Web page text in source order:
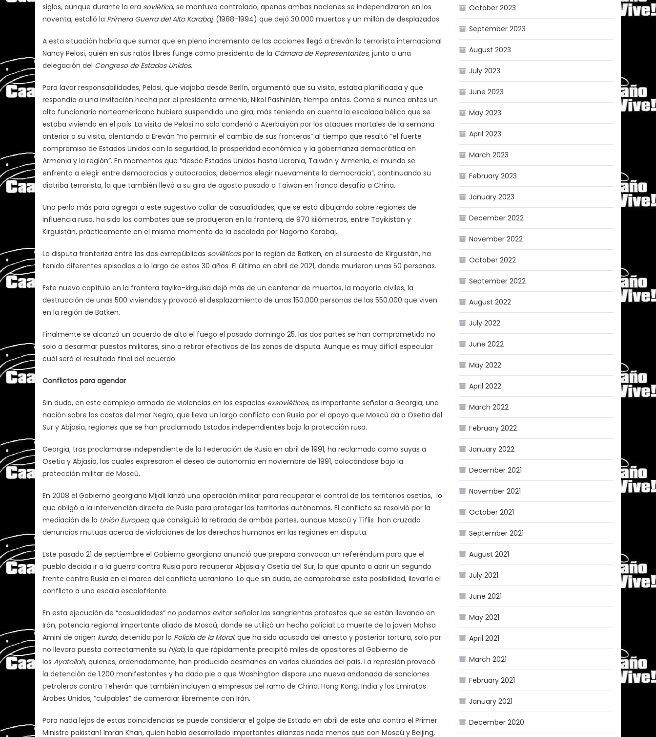
siglos, aunque durante la era soviética, se mantuvo controlado, apenas ambas naciones se independizaron en los
noventa, estalló la Primera Guerra del Alto Karabaj, (1988-1994) que dejó 30.000 muertos y un millón de desplazados.
A esta situación habría que sumar que en pleno incremento de las acciones llegó a Ereván la terrorista internacional
Nancy Pelosi, quién en sus ratos libres funge como presidenta de la Cámara de Representantes, junto a una
delegación del Congreso de Estados Unidos.
Para lavar responsabilidades, Pelosi, que viajaba desde Berlín, argumentó que su visita, estaba planificada y que
respondía a una invitación hecha por el presidente armenio, Nikol Pashinián, tiempo antes. Como si nunca antes un
alto funcionario norteamericano hubiera suspendido una gira, más teniendo en cuenta la escalada bélica que se
estaba viviendo en el país. La visita de Pelosi no solo condenó a Azerbaiyán por los ataques mortales de la semana
anterior a su visita, alentando a Ereván “no permitir el cambio de sus fronteras” al tiempo que resaltó “el fuerte
compromiso de Estados Unidos con la seguridad, la prosperidad económica y la gobernanza democrática en
Armenia y la región”. En momentos que “desde Estados Unidos hasta Ucrania, Taiwán y Armenia, el mundo se
enfrenta a elegir entre democracias y autocracias, debemos elegir nuevamente la democracia”, continuando su
diatriba terrorista, la que también llevó a su gira de agosto pasado a Taiwán en franco desafío a China.
Una perla más para agregar a este sugestivo collar de casualidades, que se está dibujando sobre regiones de
influencia rusa, ha sido los combates que se produjeron en la frontera, de 970 kilómetros, entre Tayikistán y
Kirguistán, prácticamente en el mismo momento de la escalada por Nagorno Karabaj.
La disputa fronteriza entre las dos exrrepúblicas soviéticaspor la región de Batken, en el suroeste de Kirguistán, ha
tenido diferentes episodios a lo largo de estos 30 años. El último en abril de 2021, donde murieron unas 50 personas.
Este nuevo capítulo en la frontera tayiko-kirguisa dejó más de un centenar de muertos, la mayoría civiles, la
destrucción de unas 500 viviendas y provocó el desplazamiento de unas 150.000 personas de las 550.000 que viven
en la región de Batken.
Finalmente se alcanzó un acuerdo de alto el fuego el pasado domingo 25, las dos partes se han comprometido no
solo a desarmar puestos militares, sino a retirar efectivos de las zonas de disputa. Aunque es muy difícil especular
cuál será el resultado final del acuerdo.
Conflictos para agendar
Sin duda, en este complejo armado de violencias en los espacios exsoviéticos, es importante señalar a Georgia, una
nación sobre las costas del mar Negro, que lleva un largo conflicto con Rusia por el apoyo que Moscú da a Osetia del
Sur y Abjasia, regiones que se han proclamado Estados independientes bajo la protección rusa.
Georgia, tras proclamarse independiente de la Federación de Rusia en abril de 1991, ha reclamado como suyas a
Osetia y Abjasia, las cuales expresaron el deseo de autonomía en noviembre de 1991, colocándose bajo la
protección militar de Moscú.
En 2008 el Gobierno georgiano Mijaíl lanzó una operación militar para recuperar el control de los territorios osetios, lo
que obligó a la intervención directa de Rusia para proteger los territorios autónomos. El conflicto se resolvió por la
mediación de la Unión Europea, que consiguió la retirada de ambas partes, aunque Moscú y Tiflis han cruzado
denuncias mutuas acerca de violaciones de los derechos humanos en las regiones en disputa.
Este pasado 21 de septiembre el Gobierno georgiano anunció que prepara convocar un referéndum para que el
pueblo decida ir a la guerra contra Rusia para recuperar Abjasia y Osetia del Sur, lo que apunta a abrir un segundo
frente contra Rusia en el marco del conflicto ucraniano. Lo que sin duda, de comprobarse esta posibilidad, llevaría el
conflicto a una escala escalofriante.
En esta ejecución de “casualidades” no podemos evitar señalar las sangrientas protestas que se están llevando en
Irán, potencia regional importante aliado de Moscú, donde se utilizó un hecho policial: La muerte de la joven Mahsa
Amini de origen kurdo, detenida por la Policía de la Moral, que ha sido acusada del arresto y posterior tortura, solo por
no llevara puesta correctamente su hijab, lo que rápidamente precipitó miles de opositores al Gobierno de
los Ayatollah, quienes, ordenadamente, han producido desmanes en varias ciudades del país. La represión provocó
la detención de 1.200 manifestantes y ha dado pie a que Washington dispare una nueva andanada de sanciones
petroleras contra Teherán que también incluyen a empresas del ramo de China, Hong Kong, India y los Emiratos
Árabes Unidos, “culpables” de comerciar libremente con Irán.
Para nada lejos de estas coincidencias se puede considerar el golpe de Estado en abril de este año contra el Primer
Ministro pakistaní Imran Khan, quien había desarrollado importantes alianzas nada menos que con Moscú y Beijing,
October 2023
September 2023
August 2023
July 2023
June 2023
May 2023
April 2023
March 2023
February 2023
January 2023
December 2022
November 2022
October 2022
September 2022
August 2022
July 2022
June 2022
May 2022
April 2022
March 2022
February 2022
January 2022
December 2021
November 2021
October 2021
September 2021
August 2021
July 2021
June 2021
May 2021
April 2021
March 2021
February 2021
January 2021
December 2020